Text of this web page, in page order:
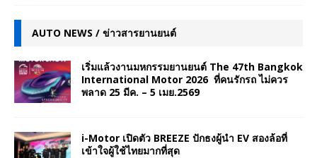
AUTO NEWS / ข่าวสารยานยนต์
เริ่มแล้วงานมหกรรมยานยนต์ The 47th Bangkok
International Motor 2026 ที่คนรักรถ ไม่ควร
พลาด 25 มีค. – 5 เมย.2569
i-Motor เปิดตัว BREEZE ปักธงผู้นำ EV สองล้อที่
เข้าใจผู้ใช้ไทยมากที่สุด